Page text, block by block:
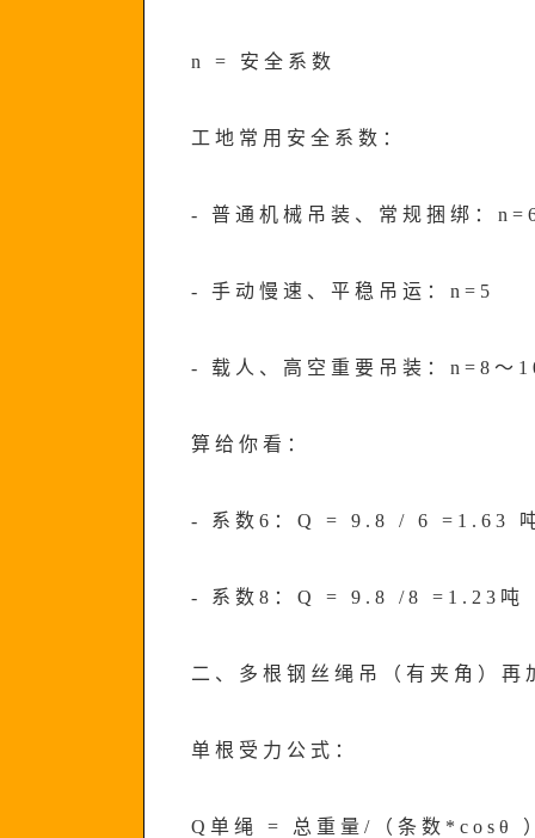
n = 安全系数
工地常用安全系数：
- 普通机械吊装、常规捆绑：
- 手动慢速、平稳吊运：n=5
- 载人、高空重要吊装：n=8～
算给你看：
- 系数6：Q = 9.8 / 6 =1.63
- 系数8：Q = 9.8 /8 =1.23吨
二、多根钢丝绳吊（有夹角）再
单根受力公式：
Q单绳 = 总重量/（条数*cosθ